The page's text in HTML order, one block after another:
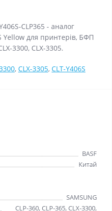
CLP365 - аналог
Yellow для принтерів, БФП
3300, CLX-3305.
, CLX-3305, CLT-Y406S
BASF
Китай
SAMSUNG
CLP-360, CLP-365, CLX-3300,